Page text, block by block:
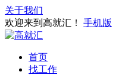
关于我们
欢迎来到高就汇！
手机版
首页
找工作